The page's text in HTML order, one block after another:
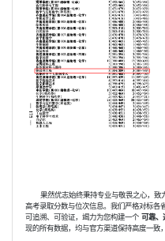
果然优志始终秉持专业与敬畏之心，致
高考录取分数与位次信息。我们严格对标各
可追溯、可验证，竭力为您构建一个 可靠、
现的所有数据，均与官方渠道保持高度一致